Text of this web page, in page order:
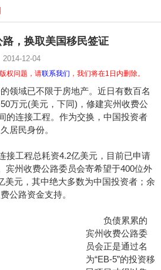
路，换取美国移民签证
2014-12-04
权问题，请联系我们 ，我们将在1日内删除。
域已不限于房地产。近日有数百名
万元(美元，下同)，修建宾州收费公
的连接工程。作为交换，中国投资者
居民身份。
工程总耗资4.2亿美元，目前已申请
宾州收费公路委员会寄希望于400位外
美元，其中绝大多数为中国投资者；余
公路资金支持。
负债累累的
宾州收费公路委
员会正是通过名
为“EB-5”的投资移